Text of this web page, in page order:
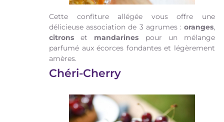
Cette confiture allégée vous offre une
délicieuse association de 3 agrumes : oranges,
citrons et mandarines pour un mélange
parfumé aux écorces fondantes et légèrement
amères.
Chéri-Cherry